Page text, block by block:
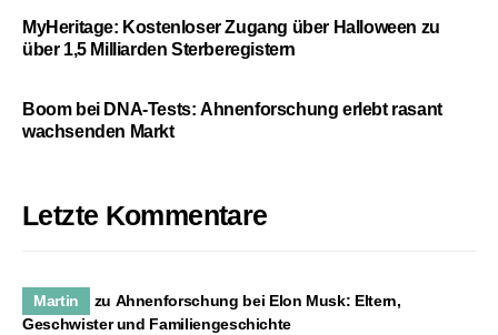
MyHeritage: Kostenloser Zugang über Halloween zu
über 1,5 Milliarden Sterberegistern
Boom bei DNA-Tests: Ahnenforschung erlebt rasant
wachsenden Markt
Letzte Kommentare
Martin zu Ahnenforschung bei Elon Musk: Eltern,
Geschwister und Familiengeschichte